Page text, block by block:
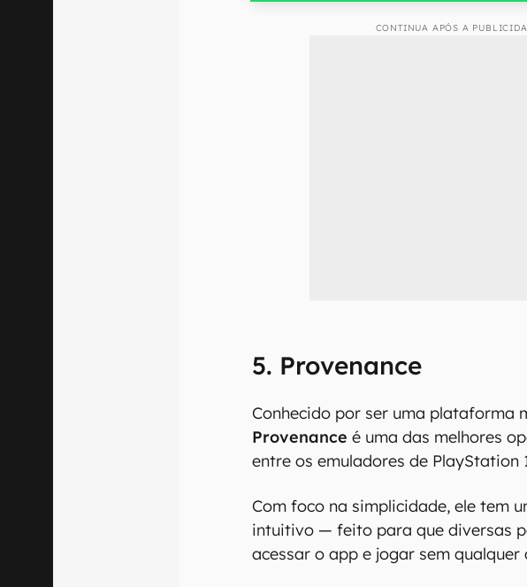
CONTINUA APÓS A
5. Provenance
Conhecido por ser uma plataforma
Provenance é uma das melhores
entre os emuladores de PlayStation
Com foco na simplicidade, ele tem
intuitivo — feito para que diversas
acessar o app e jogar sem qualquer